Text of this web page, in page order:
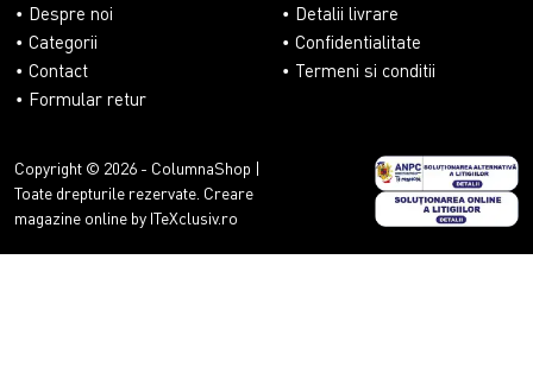
Despre noi
Categorii
Contact
Formular retur
Detalii livrare
Confidentialitate
Termeni si conditii
Copyright © 2026 - ColumnaShop |
Toate drepturile rezervate. Creare
magazine online by ITeXclusiv.ro